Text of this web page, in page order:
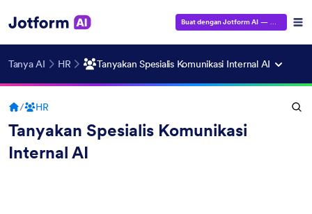
Buat dengan Jotform AI — Gratis!
Tanya AI HR Tanyakan Spesialis Komunikasi Internal AI
/ HR
Tanyakan Spesialis Komunikasi
Internal AI